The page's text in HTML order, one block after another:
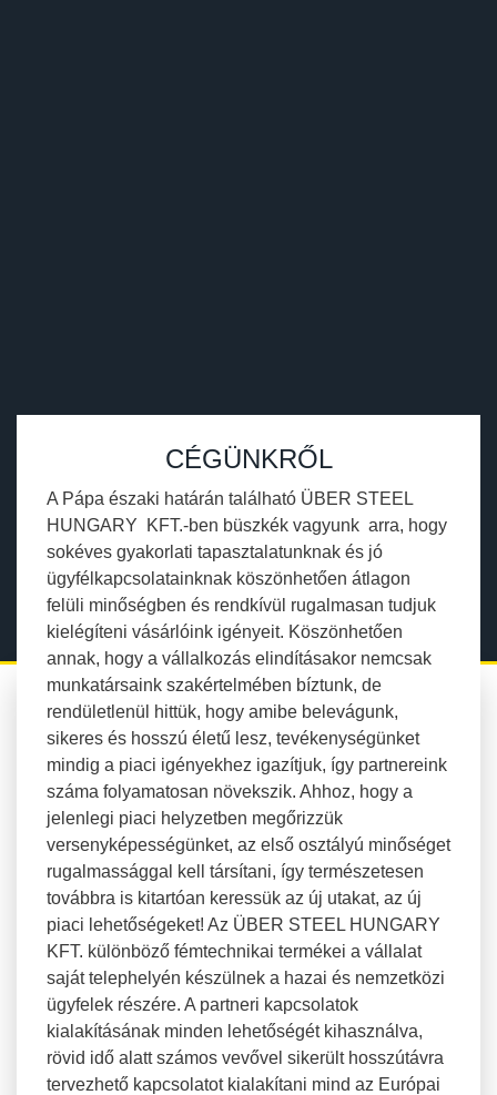
CÉGÜNKRŐL
A Pápa északi határán található ÜBER STEEL
HUNGARY KFT.-ben büszkék vagyunk arra, hogy
sokéves gyakorlati tapasztalatunknak és jó
ügyfélkapcsolatainknak köszönhetően átlagon
felüli minőségben és rendkívül rugalmasan tudjuk
kielégíteni vásárlóink igényeit. Köszönhetően
annak, hogy a vállalkozás elindításakor nemcsak
munkatársaink szakértelmében bíztunk, de
rendületlenül hittük, hogy amibe belevágunk,
sikeres és hosszú életű lesz, tevékenységünket
mindig a piaci igényekhez igazítjuk, így partnereink
száma folyamatosan növekszik. Ahhoz, hogy a
jelenlegi piaci helyzetben megőrizzük
versenyképességünket, az első osztályú minőséget
rugalmassággal kell társítani, így természetesen
továbbra is kitartóan keressük az új utakat, az új
piaci lehetőségeket! Az ÜBER STEEL HUNGARY
KFT. különböző fémtechnikai termékei a vállalat
saját telephelyén készülnek a hazai és nemzetközi
ügyfelek részére. A partneri kapcsolatok
kialakításának minden lehetőségét kihasználva,
rövid idő alatt számos vevővel sikerült hosszútávra
tervezhető kapcsolatot kialakítani mind az Európai